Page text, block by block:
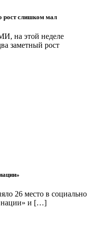
рост слишком мал
на этой неделе
заметный рост
26 место в социально
нации» и […]